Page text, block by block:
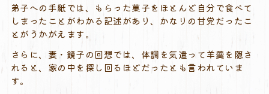
弟子への手紙では、もらった菓子をほとんど自分で食べて
しまったことがわかる記述があり、かなりの甘党だったこ
とがうかがえます。
さらに、妻・鏡子の回想では、体調を気遣って羊羹を隠さ
れると、家の中を探し回るほどだったとも言われていま
す。